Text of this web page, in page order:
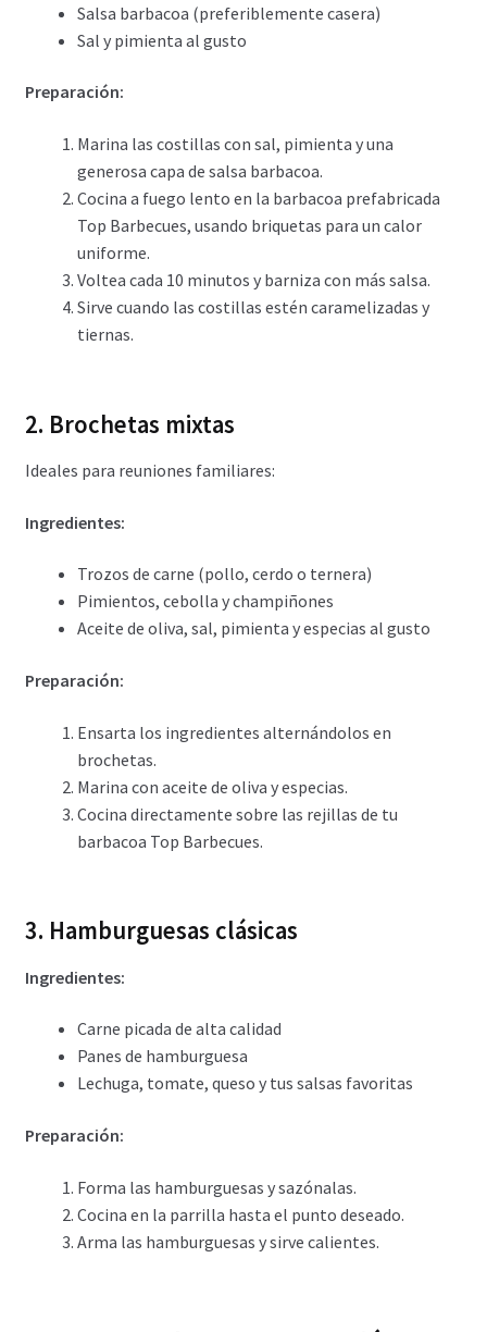
Salsa barbacoa (preferiblemente casera)
Sal y pimienta al gusto
Preparación:
Marina las costillas con sal, pimienta y una
generosa capa de salsa barbacoa.
Cocina a fuego lento en la barbacoa prefabricada
Top Barbecues, usando briquetas para un calor
uniforme.
Voltea cada 10 minutos y barniza con más salsa.
Sirve cuando las costillas estén caramelizadas y
tiernas.
2. Brochetas mixtas
Ideales para reuniones familiares:
Ingredientes:
Trozos de carne (pollo, cerdo o ternera)
Pimientos, cebolla y champiñones
Aceite de oliva, sal, pimienta y especias al gusto
Preparación:
Ensarta los ingredientes alternándolos en
brochetas.
Marina con aceite de oliva y especias.
Cocina directamente sobre las rejillas de tu
barbacoa Top Barbecues.
3. Hamburguesas clásicas
Ingredientes:
Carne picada de alta calidad
Panes de hamburguesa
Lechuga, tomate, queso y tus salsas favoritas
Preparación:
Forma las hamburguesas y sazónalas.
Cocina en la parrilla hasta el punto deseado.
Arma las hamburguesas y sirve calientes.